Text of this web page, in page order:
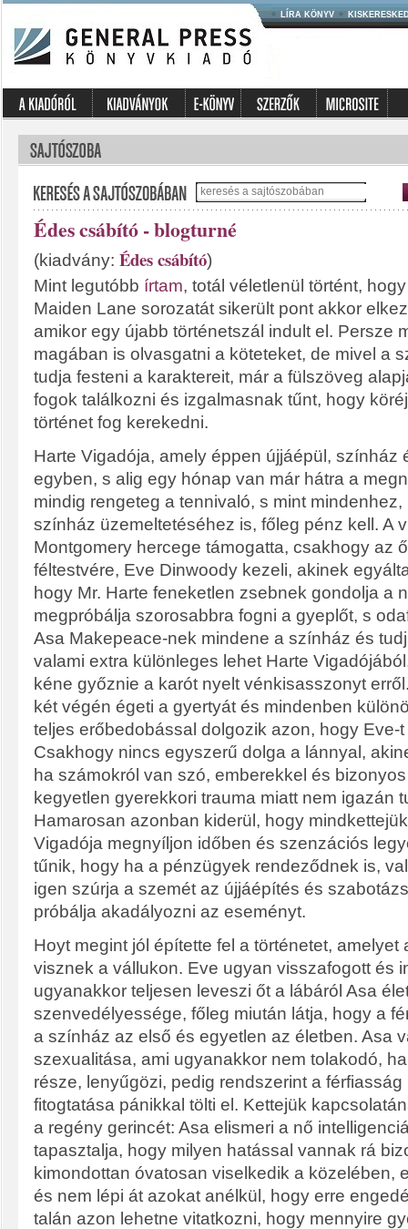
LÍRA KÖNYV
Édes csábító - blogturné
(kiadvány: Édes csábító)
Mint legutóbb írtam, totál véletlenül történt,
Maiden Lane sorozatát sikerült pont akkor
amikor egy újabb történetszál indult el. Persze
magában is olvasgatni a köteteket, de mivel a
tudja festeni a karaktereit, már a fülszöveg
fogok találkozni és izgalmasnak tűnt, hogy
történet fog kerekedni.
Harte Vigadója, amely éppen újjáépül, színház
egyben, s alig egy hónap van már hátra a
mindig rengeteg a tennivaló, s mint
színház üzemeltetéséhez is, főleg pénz kell. A
Montgomery hercege támogatta, csakhogy az
féltestvére, Eve Dinwoody kezeli, akinek
hogy Mr. Harte feneketlen zsebnek gondolja a
megpróbálja szorosabbra fogni a gyeplőt, s
Asa Makepeace-nek mindene a színház és
valami extra különleges lehet Harte
kéne győznie a karót nyelt vénkisasszonyt
két végén égeti a gyertyát és mindenben
teljes erőbedobással dolgozik azon, hogy Eve-
Csakhogy nincs egyszerű dolga a lánnyal,
ha számokról van szó, emberekkel és
kegyetlen gyerekkori trauma miatt nem igazán
Hamarosan azonban kiderül, hogy
Vigadója megnyíljon időben és szenzációs
tűnik, hogy ha a pénzügyek rendeződnek is,
igen szúrja a szemét az újjáépítés és
próbálja akadályozni az eseményt.
Hoyt megint jól építette fel a történetet, amelyet
visznek a vállukon. Eve ugyan visszafogott és
ugyanakkor teljesen leveszi őt a lábáról Asa
szenvedélyessége, főleg miután látja, hogy a
a színház az első és egyetlen az életben. Asa
szexualitása, ami ugyanakkor nem tolakodó,
része, lenyűgözi, pedig rendszerint a
fitogtatása pánikkal tölti el. Kettejük
a regény gerincét: Asa elismeri a nő
tapasztalja, hogy milyen hatással vannak rá
kimondottan óvatosan viselkedik a közelében,
és nem lépi át azokat anélkül, hogy erre
talán azon lehetne vitatkozni, hogy mennyire